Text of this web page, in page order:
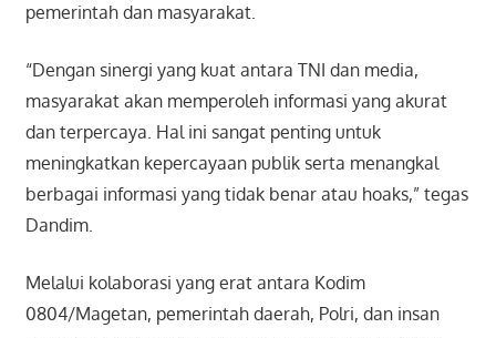
pemerintah dan masyarakat.
“Dengan sinergi yang kuat antara TNI dan media,
masyarakat akan memperoleh informasi yang akurat
dan terpercaya. Hal ini sangat penting untuk
meningkatkan kepercayaan publik serta menangkal
berbagai informasi yang tidak benar atau hoaks,” tegas
Dandim.
Melalui kolaborasi yang erat antara Kodim
0804/Magetan, pemerintah daerah, Polri, dan insan